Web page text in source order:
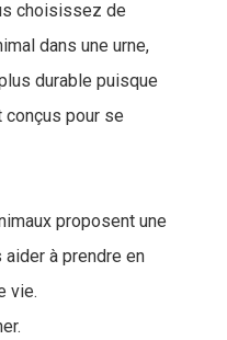
choisissez de
dans une urne,
durable puisque
pour se
proposent une
à prendre en
vie.